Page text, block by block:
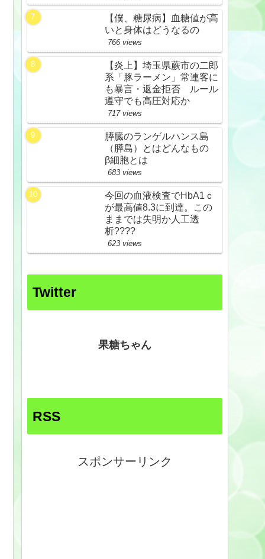
【僕、糖尿病】血糖値が高
いと身体はどうなるの
766 views
【炎上】埼玉県蕨市の二郎
系「豚ラーメン」常連客に
も暴言・返金拒否 ルール
遵守でも高圧対応か
717 views
膵臓のランゲルハンス島
（膵島）とはどんなもの
β細胞とは
683 views
今回の血液検査でHbA1ｃ
が最高値8.3に到達。この
ままでは失明か人工透
析????
623 views
Twitter
果糖ちゃん
RSS
スポンサーリンク